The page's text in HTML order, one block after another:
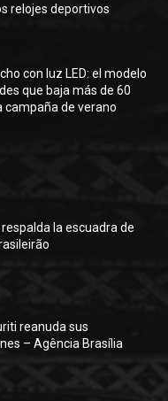
relojes deportivos
con luz LED: el modelo
que baja más de 60
campaña de verano
la escuadra de
reanuda sus
– Agência Brasília